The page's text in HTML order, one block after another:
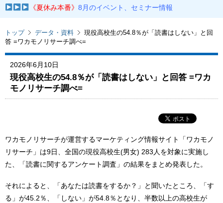
《夏休み本番》8月のイベント、セミナー情報
トップ データ・資料
現役高校生の54.8％が「読書はしない」と回
答 =ワカモノリサーチ調べ=
2026年6月10日
現役高校生の54.8％が「読書はしない」と回答 =ワカ
モノリサーチ調べ=
ワカモノリサーチが運営するマーケティング情報サイト「ワカモノ
リサーチ」は9日、全国の現役高校生(男女) 283人を対象に実施し
た、「読書に関するアンケート調査」の結果をまとめ発表した。
それによると、「あなたは読書をするか？」と聞いたところ、「す
る」が45.2％、「しない」が54.8％となり、半数以上の高校生が